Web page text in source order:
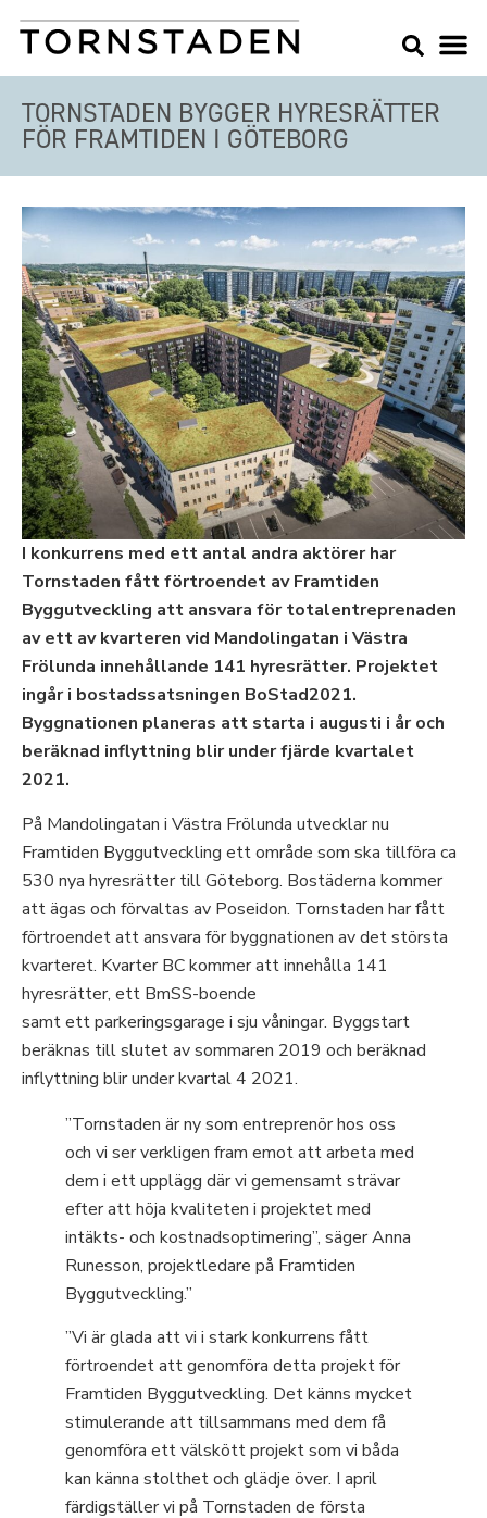
TORNSTADEN BYGGER HYRESRÄTTER
FÖR FRAMTIDEN I GÖTEBORG
I konkurrens med ett antal andra aktörer har
Tornstaden fått förtroendet av Framtiden
Byggutveckling att ansvara för totalentreprenaden
av ett av kvarteren vid Mandolingatan i Västra
Frölunda innehållande 141 hyresrätter. Projektet
ingår i bostadssatsningen BoStad2021.
Byggnationen planeras att starta i augusti i år och
beräknad inflyttning blir under fjärde kvartalet
2021.
På Mandolingatan i Västra Frölunda utvecklar nu
Framtiden Byggutveckling ett område som ska tillföra ca
530 nya hyresrätter till Göteborg. Bostäderna kommer
att ägas och förvaltas av Poseidon. Tornstaden har fått
förtroendet att ansvara för byggnationen av det största
kvarteret. Kvarter BC kommer att innehålla 141
hyresrätter, ett BmSS-boende
samt ett parkeringsgarage i sju våningar. Byggstart
beräknas till slutet av sommaren 2019 och beräknad
inflyttning blir under kvartal 4 2021.
”Tornstaden är ny som entreprenör hos oss
och vi ser verkligen fram emot att arbeta med
dem i ett upplägg där vi gemensamt strävar
efter att höja kvaliteten i projektet med
intäkts- och kostnadsoptimering”, säger Anna
Runesson, projektledare på Framtiden
Byggutveckling.”
”Vi är glada att vi i stark konkurrens fått
förtroendet att genomföra detta projekt för
Framtiden Byggutveckling. Det känns mycket
stimulerande att tillsammans med dem få
genomföra ett välskött projekt som vi båda
kan känna stolthet och glädje över. I april
färdigställer vi på Tornstaden de första